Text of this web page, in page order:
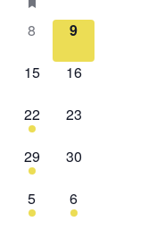
évènements,
0
8
0
9
0
15
0
16
2
évènements,
22
0
23
1
évènement,
29
0
30
1
évènement,
5
1
évènement,
6